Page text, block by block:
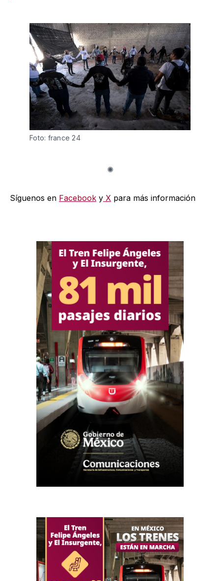
Foto: france 24
Síguenos en Facebook y X para más información